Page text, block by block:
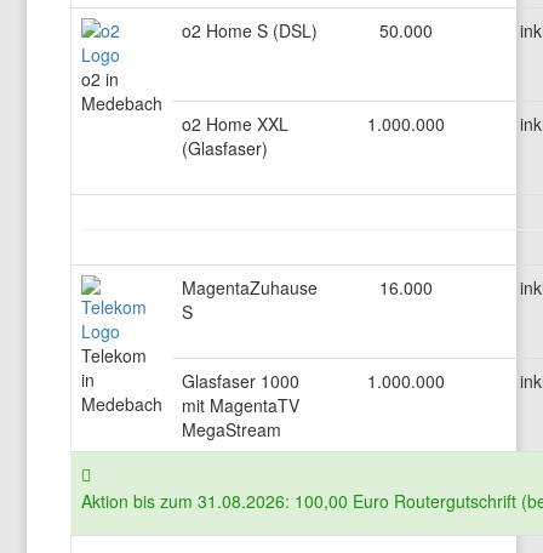
o2 in
Medebach
o2 Home S (DSL) 50.000
o2 Home XXL
(Glasfaser)
1.000.000
Telekom
in
Medebach
MagentaZuhause
S
16.000
Glasfaser 1000
mit MagentaTV
MegaStream
1.000.000
Aktion bis zum 31.08.2026: 100,00 Euro Routergutschrift